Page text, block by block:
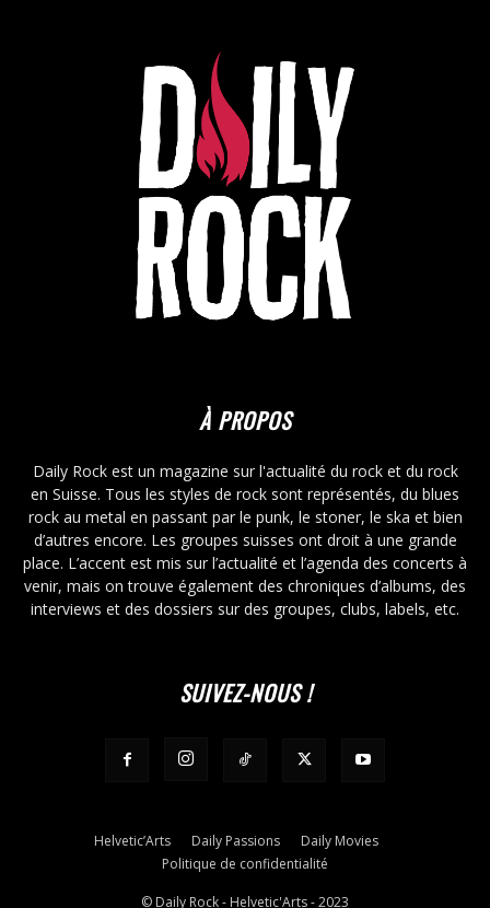
À PROPOS
Daily Rock est un magazine sur l'actualité du rock et du rock
en Suisse. Tous les styles de rock sont représentés, du blues
rock au metal en passant par le punk, le stoner, le ska et bien
d’autres encore. Les groupes suisses ont droit à une grande
place. L’accent est mis sur l’actualité et l’agenda des concerts à
venir, mais on trouve également des chroniques d’albums, des
interviews et des dossiers sur des groupes, clubs, labels, etc.
SUIVEZ-NOUS !
Helvetic’Arts Daily Passions
Daily Movies
Politique de confidentialité
© Daily Rock - Helvetic'Arts - 2023